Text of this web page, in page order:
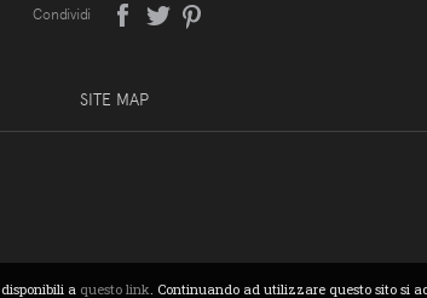
Condividi
SITE MAP
a questo link. Continuando ad utilizzare questo sito si